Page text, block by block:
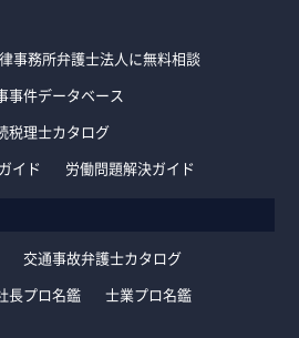
事務所弁護士法人に無料相談
事件データベース
税理士カタログ
イド 労働問題解決ガイド
交通事故弁護士カタログ
長プロ名鑑 士業プロ名鑑